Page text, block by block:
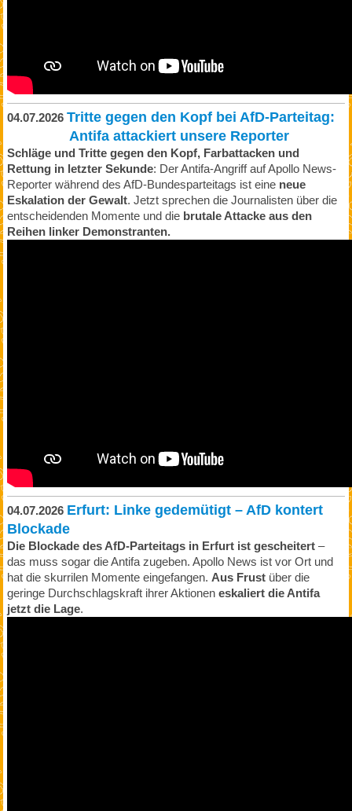
04.07.2026 Tritte gegen den Kopf bei AfD-Parteitag:
Antifa attackiert unsere Reporter
Schläge und Tritte gegen den Kopf, Farbattacken und
Rettung in letzter Sekunde: Der Antifa-Angriff auf Apollo News-
Reporter während des AfD-Bundesparteitags ist eine neue
Eskalation der Gewalt. Jetzt sprechen die Journalisten über die
entscheidenden Momente und die brutale Attacke aus den
Reihen linker Demonstranten.
04.07.2026 Erfurt: Linke gedemütigt – AfD kontert
Blockade
Die Blockade des AfD-Parteitags in Erfurt ist gescheitert–
das muss sogar die Antifa zugeben. Apollo News ist vor Ort und
hat die skurrilen Momente eingefangen. Aus Frustüber die
geringe Durchschlagskraft ihrer Aktionen eskaliert die Antifa
jetzt die Lage.